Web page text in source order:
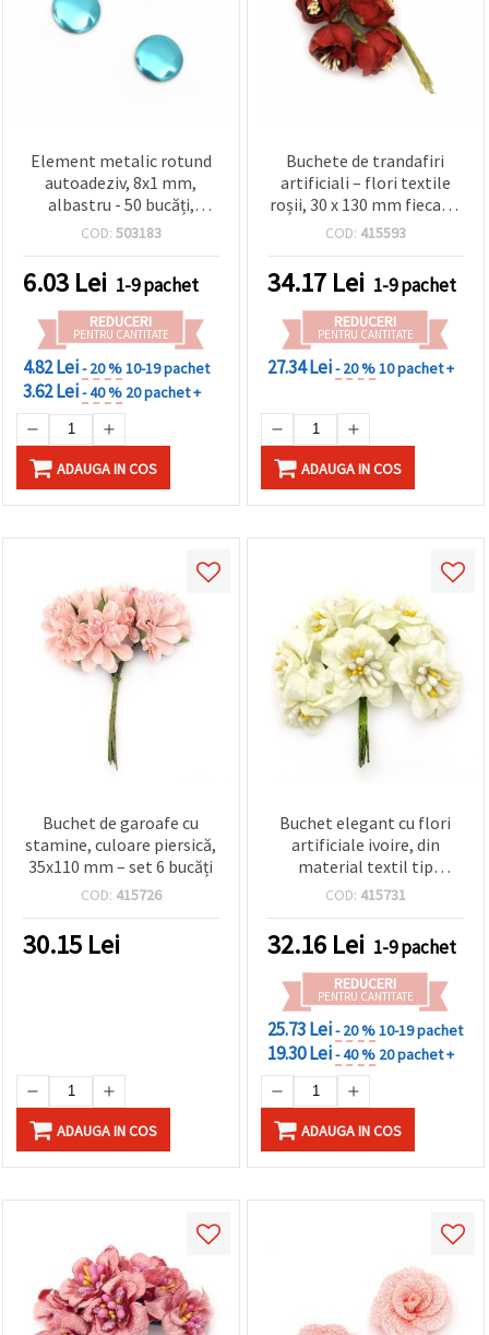
Element metalic rotund
autoadeziv, 8x1 mm,
albastru - 50 bucăți,
pietricele rotunde
craft, scrapbooking și
decorațiuni DIY
COD: 503183
6.03 Lei 1-9 pachet
REDUCERI
PENTRU CANTITATE
4.82 Lei- 20 %10-19 pachet
3.62 Lei- 40 % 20 pachet +
ADAUGA IN COS
Buchete de trandafiri
artificiali – flori textile
roșii, 30 x 130 mm fiecare,
set de 6 | trandafiri textile
aranjamente florale,
nuntă și decor pentru casă
COD: 415593
34.17 Lei 1-9 pachet
REDUCERI
PENTRU CANTITATE
27.34 Lei- 20 %10 pachet +
ADAUGA IN COS
Buchet de garoafe cu
stamine, culoare piersică,
35x110 mm – set 6 bucăți
COD: 415726
30.15 Lei
ADAUGA IN COS
Buchet elegant cu flori
artificiale ivoire, din
material textil tip
mătase, cu stamine
mm – 6 buc., pentru tiare
și agrafe de păr
COD: 415731
32.16 Lei 1-9 pachet
REDUCERI
PENTRU CANTITATE
25.73 Lei- 20 %10-19 pachet
19.30 Lei- 40 % 20 pachet +
ADAUGA IN COS